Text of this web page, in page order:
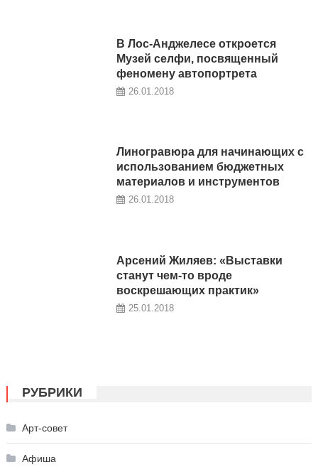
В Лос-Анджелесе откроется
Музей селфи, посвященный
феномену автопортрета
26.01.2018
Линогравюра для начинающих с
использованием бюджетных
материалов и инструментов
26.01.2018
Арсений Жиляев: «Выставки
станут чем-то вроде
воскрешающих практик»
25.01.2018
РУБРИКИ
Арт-совет
Афиша